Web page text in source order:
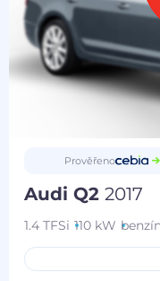
Prověřeno
Audi Q22017
1.4 TFSi 110 kW benzín